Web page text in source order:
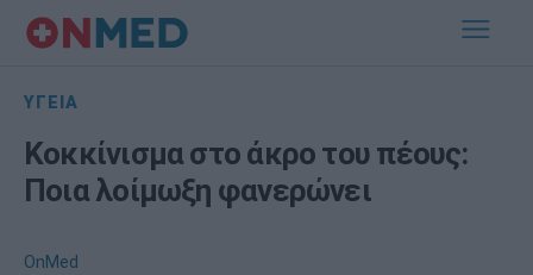
ΥΓΕΙΑ
Κοκκίνισμα στο άκρο του πέους:
Ποια λοίμωξη φανερώνει
OnMed